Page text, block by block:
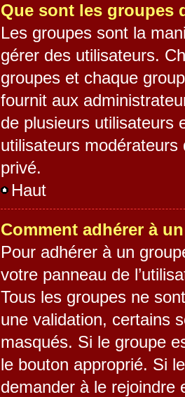
Que sont les groupes
Les groupes sont la
gérer des utilisateurs.
groupes et chaque
fournit aux
de plusieurs utilisateurs
utilisateurs modérateurs
privé.
Haut
Comment adhérer à
Pour adhérer à un
votre panneau de
Tous les groupes ne
une validation, certains
masqués. Si le groupe
le bouton approprié. Si
demander à le rejoindre